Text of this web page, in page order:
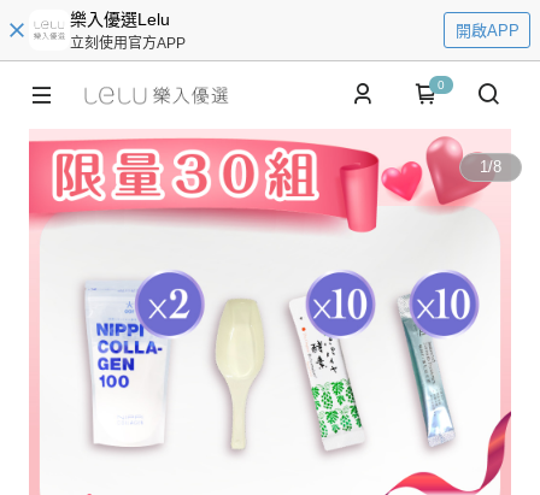
樂入優選Lelu
立刻使用官方APP
開啟APP
0
1/8